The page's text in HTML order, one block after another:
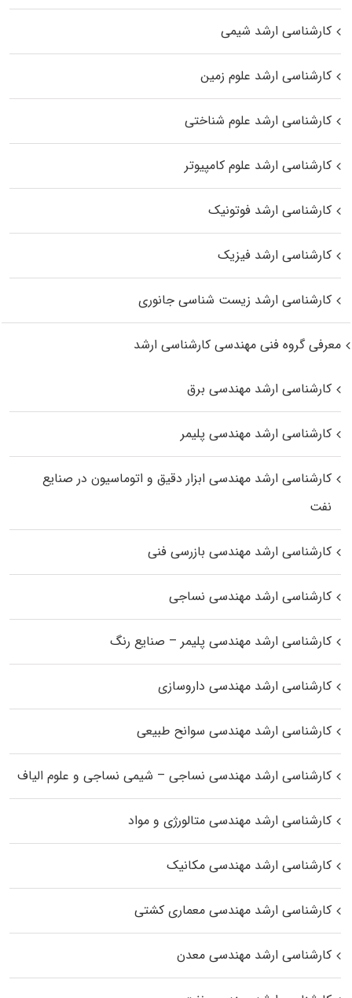
کارشناسی ارشد شیمی
کارشناسی ارشد علوم زمین
کارشناسی ارشد علوم شناختی
کارشناسی ارشد علوم کامپیوتر
کارشناسی ارشد فوتونیک
کارشناسی ارشد فیزیک
کارشناسی ارشد زیست‌ شناسی جانوری
معرفی گروه فنی مهندسی کارشناسی ارشد
کارشناسی ارشد مهندسی برق
کارشناسی ارشد مهندسی پلیمر
کارشناسی ارشد مهندسی ابزار دقیق و اتوماسیون در صنایع
نفت
کارشناسی ارشد مهندسی بازرسی فنی
کارشناسی ارشد مهندسی نساجی
کارشناسی ارشد مهندسی پلیمر – صنایع رنگ
کارشناسی ارشد مهندسی داروسازی
کارشناسی ارشد مهندسی سوانح طبیعی
کارشناسی ارشد مهندسی نساجی – شیمی نساجی و علوم الیاف
کارشناسی ارشد مهندسی متالورژی و مواد
کارشناسی ارشد مهندسی مکانیک
کارشناسی ارشد مهندسی معماری کشتی
کارشناسی ارشد مهندسی معدن